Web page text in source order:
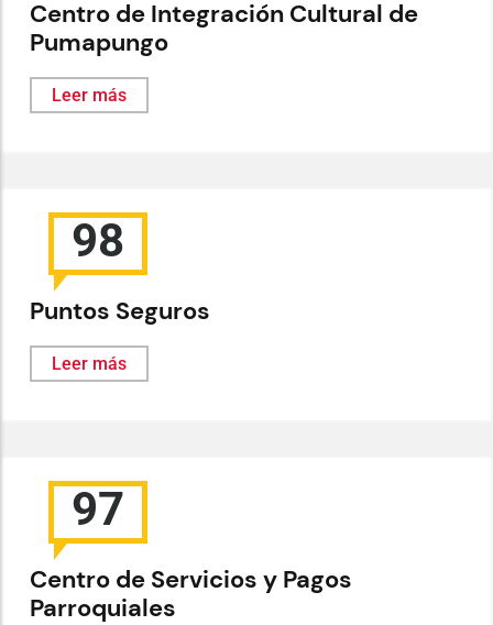
Centro de Integración Cultural de
Pumapungo
Leer más
98
Puntos Seguros
Leer más
97
Centro de Servicios y Pagos
Parroquiales